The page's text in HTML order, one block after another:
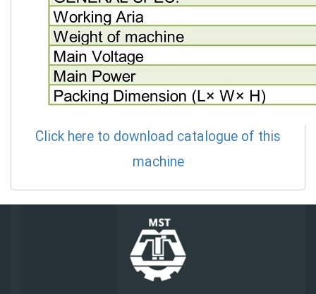
Click here to download catalogue of this
machine